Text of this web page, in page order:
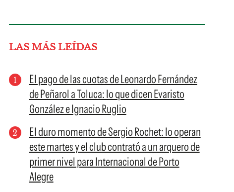
LAS MÁS LEÍDAS
El pago de las cuotas de Leonardo Fernández
de Peñarol a Toluca: lo que dicen Evaristo
González e Ignacio Ruglio
El duro momento de Sergio Rochet: lo operan
este martes y el club contrató a un arquero de
primer nivel para Internacional de Porto
Alegre